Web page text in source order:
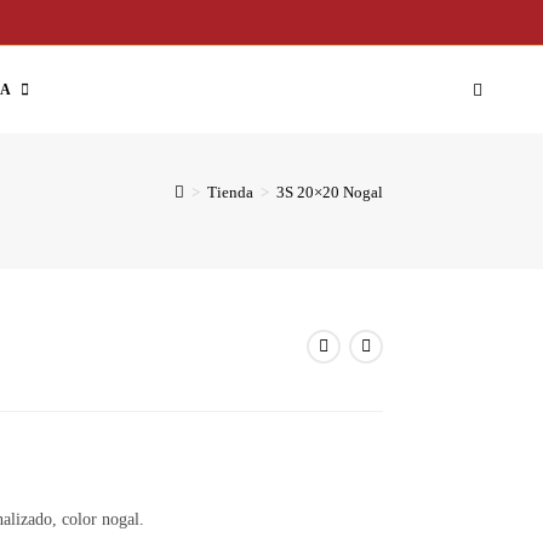
> Tienda > 3S 20×20 Nogal
color nogal.